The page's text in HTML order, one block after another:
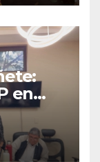
en